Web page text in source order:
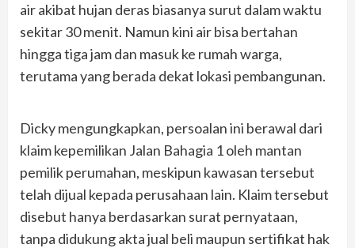
air akibat hujan deras biasanya surut dalam waktu
sekitar 30 menit. Namun kini air bisa bertahan
hingga tiga jam dan masuk ke rumah warga,
terutama yang berada dekat lokasi pembangunan.
Dicky mengungkapkan, persoalan ini berawal dari
klaim kepemilikan Jalan Bahagia 1 oleh mantan
pemilik perumahan, meskipun kawasan tersebut
telah dijual kepada perusahaan lain. Klaim tersebut
disebut hanya berdasarkan surat pernyataan,
tanpa didukung akta jual beli maupun sertifikat hak